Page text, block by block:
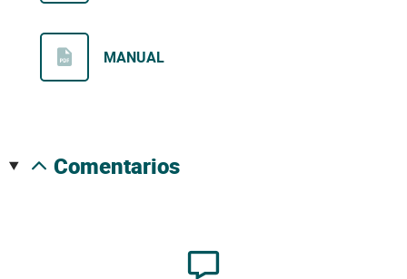
MANUAL
comentarios